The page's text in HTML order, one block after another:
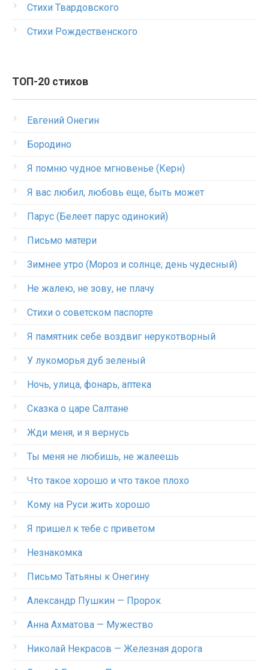
Стихи Твардовского
Стихи Рождественского
ТОП-20 стихов
Евгений Онегин
Бородино
Я помню чудное мгновенье (Керн)
Я вас любил, любовь еще, быть может
Парус (Белеет парус одинокий)
Письмо матери
Зимнее утро (Мороз и солнце; день чудесный)
Не жалею, не зову, не плачу
Стихи о советском паспорте
Я памятник себе воздвиг нерукотворный
У лукоморья дуб зеленый
Ночь, улица, фонарь, аптека
Сказка о царе Салтане
Жди меня, и я вернусь
Ты меня не любишь, не жалеешь
Что такое хорошо и что такое плохо
Кому на Руси жить хорошо
Я пришел к тебе с приветом
Незнакомка
Письмо Татьяны к Онегину
Александр Пушкин — Пророк
Анна Ахматова — Мужество
Николай Некрасов — Железная дорога